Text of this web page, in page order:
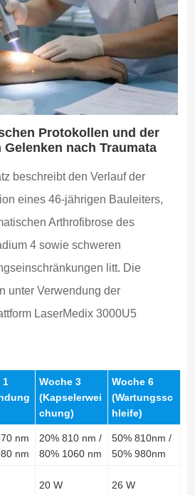
Protokollen und der
nach Traumata
beschreibt den Verlauf der
eines 46-jährigen Bauleiters,
Arthrofibrose des
4 sowie schweren
litt. Die
unter Verwendung der
LaserMedix 3000U5
1
Woche 3
(Kapselerwei
chung)
Woche 6
(Wartungssc
hleife)
nm
nm
20% 810 nm /
80% 1060 nm
50% 810nm /
50% 980nm
20 W 26 W